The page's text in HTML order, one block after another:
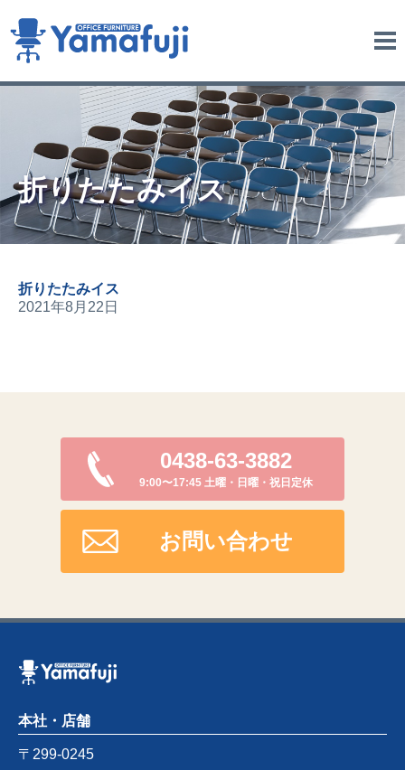
me
折りたたみイス
折りたたみイス
2021年8月22日
0438-63-3882
9:00〜17:45 土曜・日曜・祝日定休
お問い合わせ
本社・店舗
〒299-0245